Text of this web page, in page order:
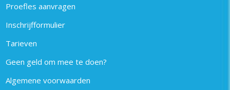
Proefles aanvragen
Inschrijfformulier
Tarieven
Geen geld om mee te doen?
Algemene voorwaarden